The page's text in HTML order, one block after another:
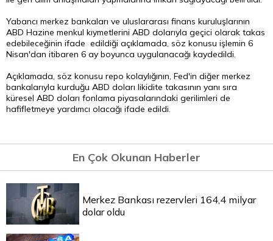
Yabancı merkez bankaları ve uluslararası finans kuruluşlarının
ABD Hazine menkul kıymetlerini ABD dolarıyla geçici olarak takas
edebileceğinin ifade edildiği açıklamada, söz konusu işlemin 6
Nisan'dan itibaren 6 ay boyunca uygulanacağı kaydedildi.
Açıklamada, söz konusu repo kolaylığının, Fed'in diğer merkez
bankalarıyla kurduğu ABD doları likidite takasının yanı sıra
küresel ABD doları fonlama piyasalarındaki gerilimleri de
hafifletmeye yardımcı olacağı ifade edildi.
En Çok Okunan Haberler
Merkez Bankası rezervleri 164,4 milyar
dolar oldu